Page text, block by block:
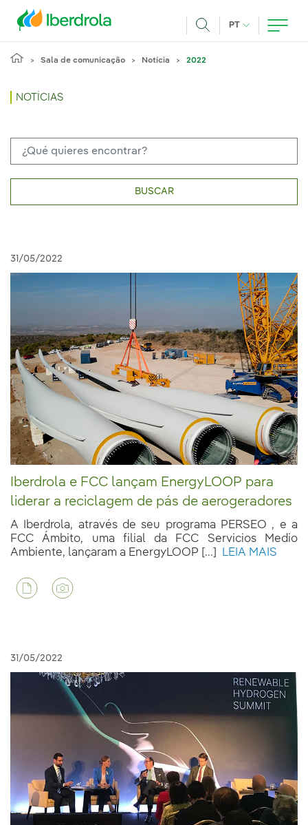
PT IDIOMA ATUAL,
Sala de comunicação Notícia 2022
NOTÍCIAS
BUSCAR
31/05/2022
Iberdrola e FCC lançam EnergyLOOP para
liderar a reciclagem de pás de aerogeradores
A Iberdrola, através de seu programa PERSEO , e a
FCC Ámbito, uma filial da FCC Servicios Medio
Ambiente, lançaram a EnergyLOOP [...]
LEIA MAIS
31/05/2022